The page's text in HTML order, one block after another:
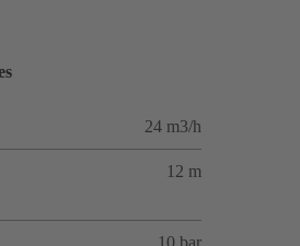
24 m3/h
12 m
10 bar